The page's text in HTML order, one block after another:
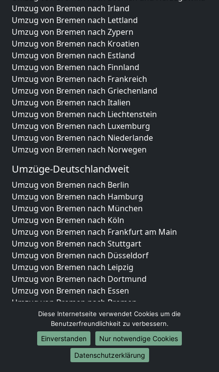
Umzug von Bremen nach Irland
Umzug von Bremen nach Lettland
Umzug von Bremen nach Zypern
Umzug von Bremen nach Kroatien
Umzug von Bremen nach Estland
Umzug von Bremen nach Finnland
Umzug von Bremen nach Frankreich
Umzug von Bremen nach Griechenland
Umzug von Bremen nach Italien
Umzug von Bremen nach Liechtenstein
Umzug von Bremen nach Luxemburg
Umzug von Bremen nach Niederlande
Umzug von Bremen nach Norwegen
Umzüge-Deutschlandweit
Umzug von Bremen nach Berlin
Umzug von Bremen nach Hamburg
Umzug von Bremen nach München
Umzug von Bremen nach Köln
Umzug von Bremen nach Frankfurt am Main
Umzug von Bremen nach Stuttgart
Umzug von Bremen nach Düsseldorf
Umzug von Bremen nach Leipzig
Umzug von Bremen nach Dortmund
Umzug von Bremen nach Essen
Umzug von Bremen nach Bremen
Umzug von Bremen nach Dresden
Umzug von Bremen nach Hannover
Umzug von Bremen nach Nürnberg
Umzug von Bremen nach Duisburg
Umzug von Bremen nach Bochum
Diese Internetseite verwendet Cookies um die
Benutzerfreundlichkeit zu verbessern.
Einverstanden
Nur notwendige Cookies
Datenschutzerklärung